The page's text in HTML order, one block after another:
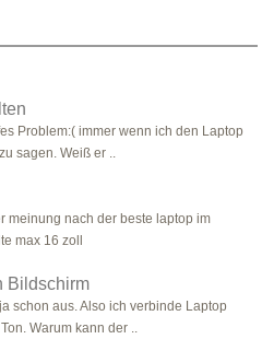
Problem:( immer wenn ich den Laptop
sagen. Weiß er ..
meinung nach der beste laptop im
max 16 zoll
Bildschirm
schon aus. Also ich verbinde Laptop
Warum kann der ..